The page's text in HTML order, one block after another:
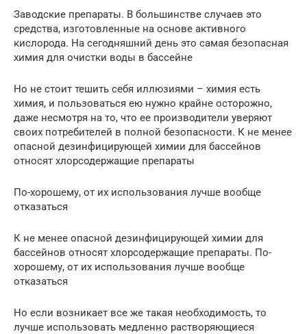
Заводские препараты. В большинстве случаев это
средства, изготовленные на основе активного
кислорода. На сегодняшний день это самая безопасная
химия для очистки воды в бассейне
Но не стоит тешить себя иллюзиями – химия есть
химия, и пользоваться ею нужно крайне осторожно,
даже несмотря на то, что ее производители уверяют
своих потребителей в полной безопасности. К не менее
опасной дезинфицирующей химии для бассейнов
относят хлорсодержащие препараты
По-хорошему, от их использования лучше вообще
отказаться
К не менее опасной дезинфицирующей химии для
бассейнов относят хлорсодержащие препараты. По-
хорошему, от их использования лучше вообще
отказаться
Но если возникает все же такая необходимость, то
лучше использовать медленно растворяющиеся